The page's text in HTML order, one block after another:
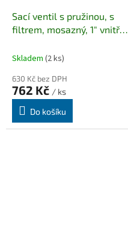
Sací ventil s pružinou, s
filtrem, mosazný, 1" vnitřní
Skladem (2 ks)
630 Kč bez DPH
762 Kč / ks
Do košíku